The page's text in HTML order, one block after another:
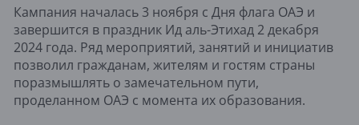
Кампания началась 3 ноября с Дня флага ОАЭ и
завершится в праздник Ид аль-Этихад 2 декабря
2024 года. Ряд мероприятий, занятий и инициатив
позволил гражданам, жителям и гостям страны
поразмышлять о замечательном пути,
проделанном ОАЭ с момента их образования.